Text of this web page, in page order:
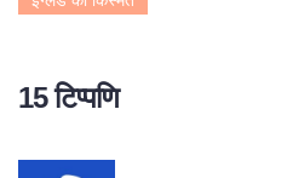
15 टिप्पणि